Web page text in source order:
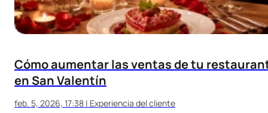
Cómo aumentar las ventas de tu
en San Valentín
feb. 5, 2026, 17:38 | Experiencia del cliente